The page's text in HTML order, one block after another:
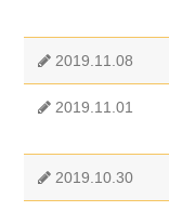
2019.11.08
2019.11.01
2019.10.30